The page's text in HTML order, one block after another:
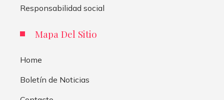
Responsabilidad social
Mapa Del Sitio
Home
Boletín de Noticias